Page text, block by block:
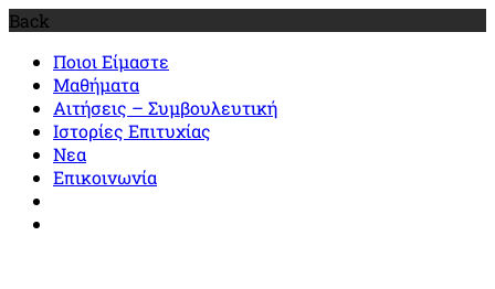
Back
Ποιοι Είμαστε
Μαθήματα
Αιτήσεις – Συμβουλευτική
Ιστορίες Επιτυχίας
Νεα
Επικοινωνία